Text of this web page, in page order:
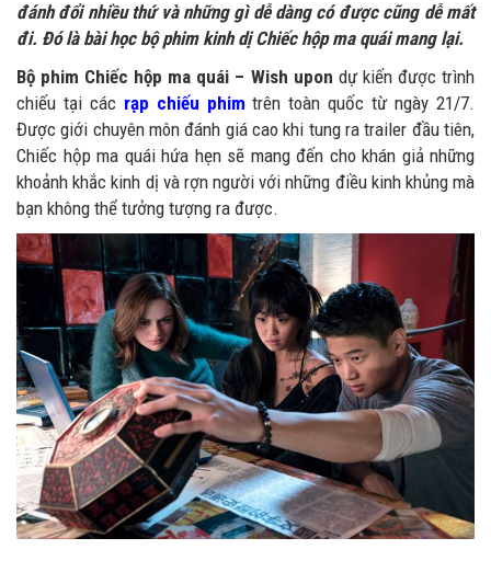
đánh đổi nhiều thứ và những gì dễ dàng có được cũng dễ mất
đi. Đó là bài học bộ phim kinh dị Chiếc hộp ma quái mang lại.
Bộ phim Chiếc hộp ma quái – Wish upon dự kiến được trình
chiếu tại các rạp chiếu phim trên toàn quốc từ ngày 21/7.
Được giới chuyên môn đánh giá cao khi tung ra trailer đầu tiên,
Chiếc hộp ma quái hứa hẹn sẽ mang đến cho khán giả những
khoảnh khắc kinh dị và rợn người với những điều kinh khủng mà
bạn không thể tưởng tượng ra được.